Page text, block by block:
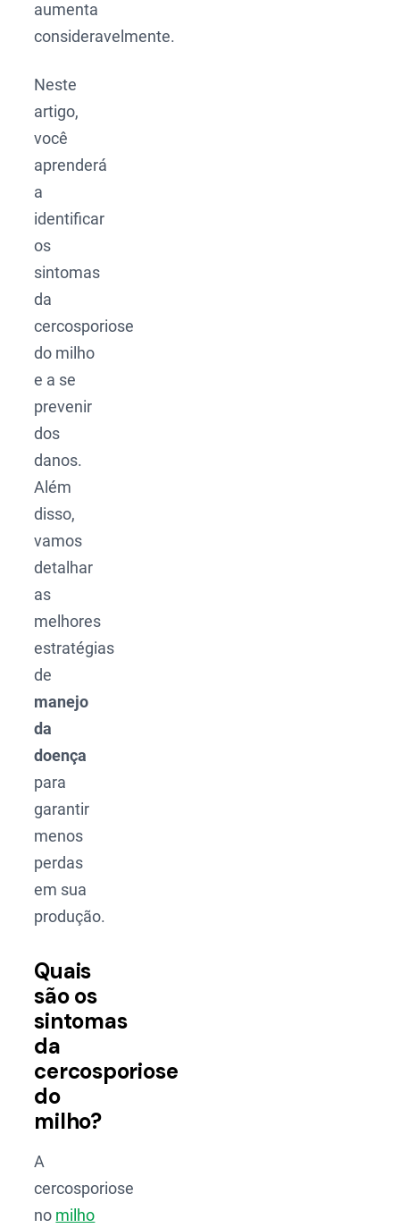
aumenta
consideravelmente.
Neste
artigo,
você
aprenderá
a
identificar
os
sintomas
da
cercosporiose
do milho
e a se
prevenir
dos
danos.
Além
disso,
vamos
detalhar
as
melhores
estratégias
de
manejo
da
doença
para
garantir
menos
perdas
em sua
produção.
Quais
são os
sintomas
da
cercosporiose
do
milho?
A
cercosporiose
no milho